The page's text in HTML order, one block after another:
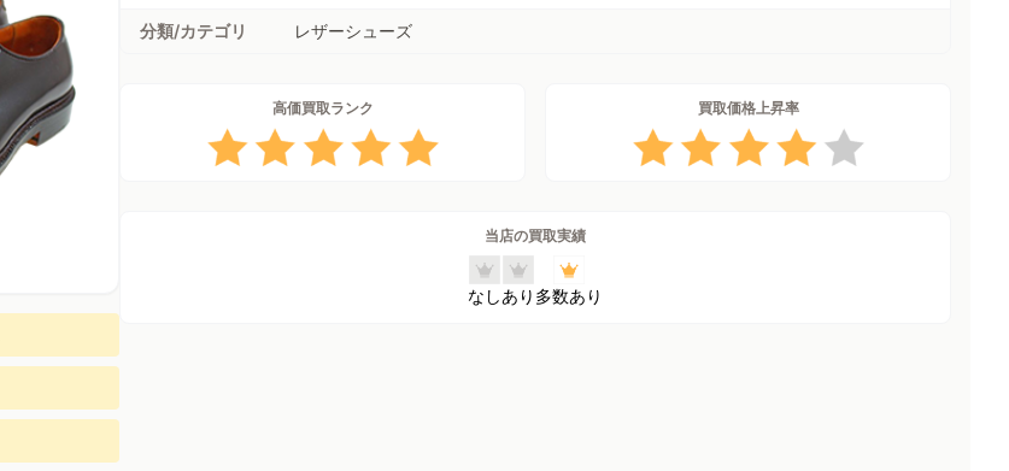
分類/カテゴリ レザーシューズ
高価買取ランク 買取価格上昇率
当店の買取実績
なしあり 多数あり